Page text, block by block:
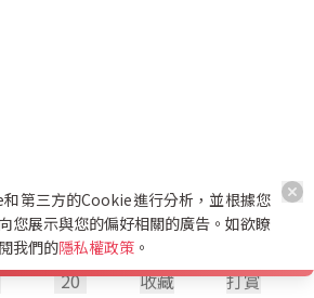
20 收藏 打賞
第三方的Cookie進行分析，並根據您
您展示與您的偏好相關的廣告。如欲瞭
我們的隱私權政策 。